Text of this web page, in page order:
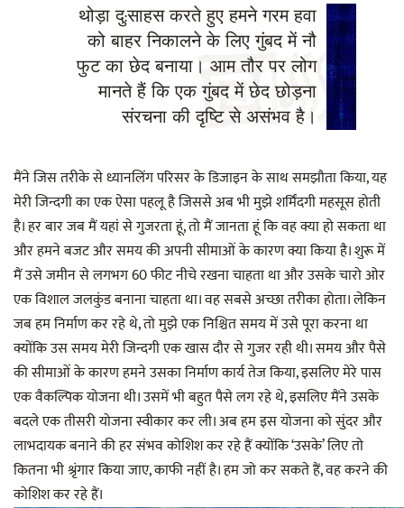
थोड़ा दु:साहस करते हुए हमने गरम हवा
को बाहर निकालने के लिए गुंबद में नौ
फुट का छेद बनाया। आम तौर पर लोग
मानते हैं कि एक गुंबद में छेद छोड़ना
संरचना की दृष्टि से असंभव है।
मैंने जिस तरीके से ध्यानलिंग परिसर के डिजाइन के साथ समझौता किया, यह
मेरी जिन्दगी का एक ऐसा पहलू है जिससे अब भी मुझे शर्मिंदगी महसूस होती
है। हर बार जब मैं यहां से गुजरता हूं, तो मैं जानता हूं कि वह क्या हो सकता था
और हमने बजट और समय की अपनी सीमाओं के कारण क्या किया है। शुरू में
मैं उसे जमीन से लगभग 60 फीट नीचे रखना चाहता था और उसके चारो ओर
एक विशाल जलकुंड बनाना चाहता था। वह सबसे अच्छा तरीका होता। लेकिन
जब हम निर्माण कर रहे थे, तो मुझे एक निश्चित समय में उसे पूरा करना था
क्योंकि उस समय मेरी जिन्दगी एक खास दौर से गुजर रही थी। समय और पैसे
की सीमाओं के कारण हमने उसका निर्माण कार्य तेज किया, इसलिए मेरे पास
एक वैकल्पिक योजना थी। उसमें भी बहुत पैसे लग रहे थे, इसलिए मैंने उसके
बदले एक तीसरी योजना स्वीकार कर ली। अब हम इस योजना को सुंदर और
लाभदायक बनाने की हर संभव कोशिश कर रहे हैं क्योंकि ‘उसके’ लिए तो
कितना भी श्रृंगार किया जाए, काफी नहीं है। हम जो कर सकते हैं, वह करने की
कोशिश कर रहे हैं।